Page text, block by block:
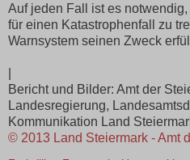
Auf jeden Fall ist es
für einen Katastrophenfall zu
Warnsystem seinen Zweck
Bericht und Bilder: Amt der
Landesregierung,
Kommunikation Land
© 2013 Land Steiermark - Amt